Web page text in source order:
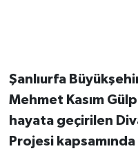
Şanlıurfa
Mehmet Kasım
hayata geçirilen
Projesi